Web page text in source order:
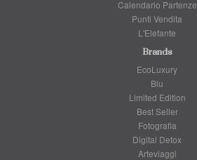
Calendario Partenze
Punti Vendita
L'Elefante
Brands
EcoLuxury
Blu
Limited Edition
Best Seller
Fotografia
Digital Detox
Arteviaggi